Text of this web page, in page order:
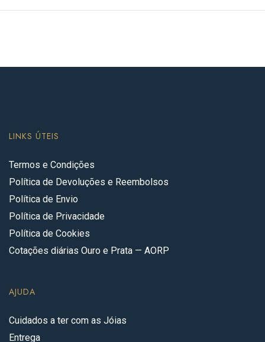
LINKS ÚTEIS
Termos e Condições
Política de Devoluções e Reembolsos
Política de Envio
Política de Privacidade
Política de Cookies
Cotações diárias Ouro e Prata — AORP
AJUDA
Cuidados a ter com as Jóias
Entrega